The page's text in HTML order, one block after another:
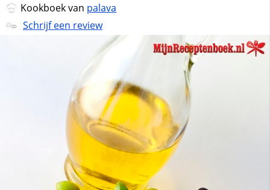
Kookboek van palava
Schrijf een review